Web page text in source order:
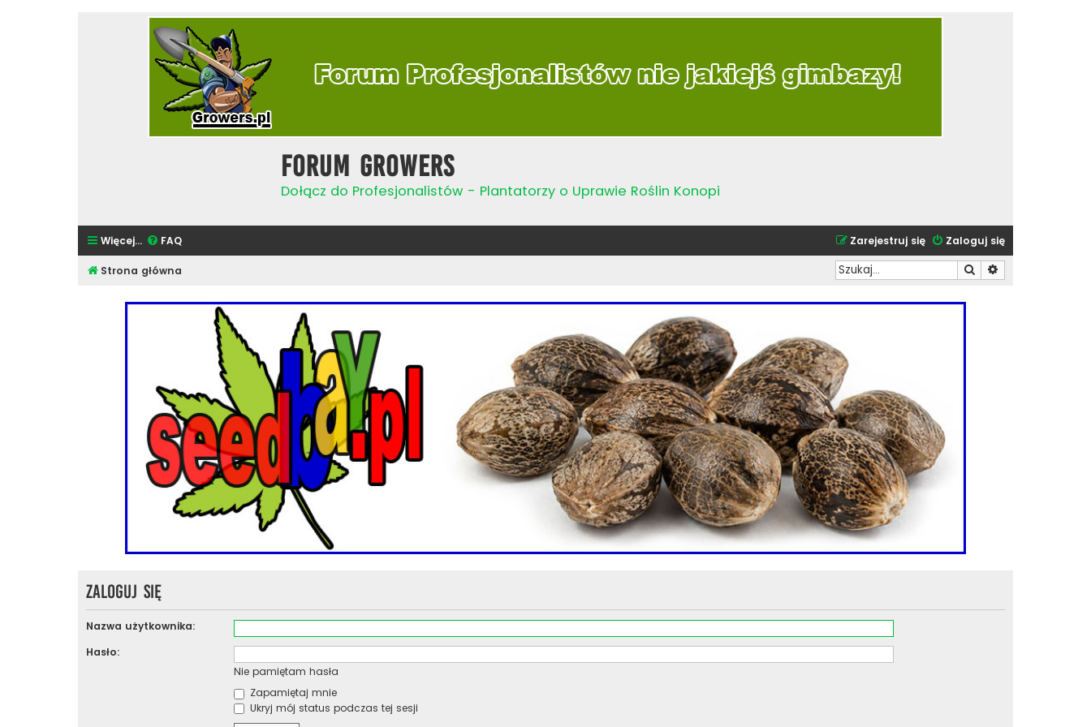
Forum Growers
Dołącz do Profesjonalistów - Plantatorzy o Uprawie Roślin Konopi
Więcej… FAQ Zaloguj się
Zarejestruj się
Strona główna Szukaj
Zaloguj się
Nazwa użytkownika:
Hasło:
Nie pamiętam hasła
Zapamiętaj mnie
Ukryj mój status podczas tej sesji